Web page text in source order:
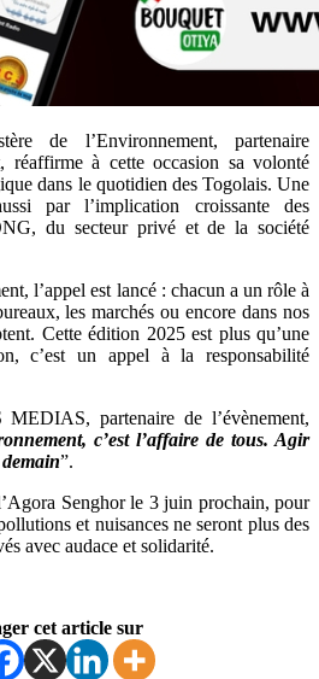
de l’Environnement, partenaire
réaffirme à cette occasion sa volonté
dans le quotidien des Togolais. Une
par l’implication croissante des
du secteur privé et de la société
l’appel est lancé : chacun a un rôle à
les marchés ou encore dans nos
Cette édition 2025 est plus qu’une
c’est un appel à la responsabilité
partenaire de l’évènement,
c’est l’affaire de tous. Agir
”.
Senghor le 3 juin prochain, pour
et nuisances ne seront plus des
avec audace et solidarité.
cet article sur